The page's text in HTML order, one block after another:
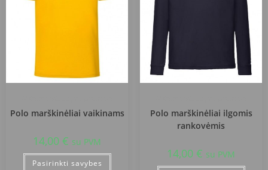
Polo marškinėliai vaikinams
14,00 € su PVM
Pasirinkti savybes
Polo marškinėliai ilgomis
rankovėmis
14,00 € su PVM